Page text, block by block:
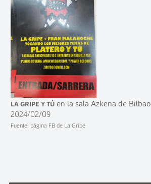
La Gripe y Tú en la sala Azkena de Bilbao
2024/02/09
Fuente: página FB de La Gripe